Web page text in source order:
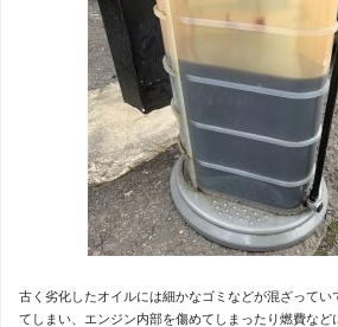
古く劣化したオイルには細かなゴミなどが混ざってい
てしまい、エンジン内部を傷めてしまったり燃費など